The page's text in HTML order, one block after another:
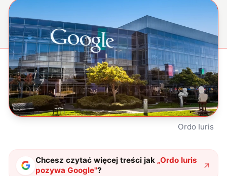
Ordo Iuris
Chcesz czytać więcej treści jak „Ordo Iuris
pozywa Google"?